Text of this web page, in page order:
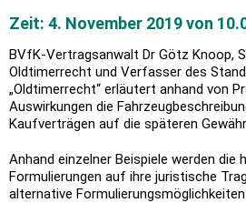
Zeit: 4. November 2019 von
BVfK-Vertragsanwalt Dr Götz Knoop,
Oldtimerrecht und Verfasser des
„Oldtimerrecht“ erläutert anhand von
Auswirkungen die
Kaufverträgen auf die späteren
Anhand einzelner Beispiele werden die
Formulierungen auf ihre juristische
alternative